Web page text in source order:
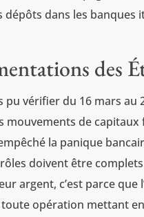
dans les banques
des
pu vérifier du 16 mars au
de
la panique
doivent être
argent, c’est parce que
opération mettant